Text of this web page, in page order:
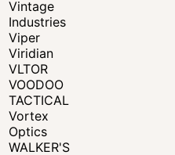
Vintage
Industries
Viper
Viridian
VLTOR
VOODOO
TACTICAL
Vortex
Optics
WALKER'S